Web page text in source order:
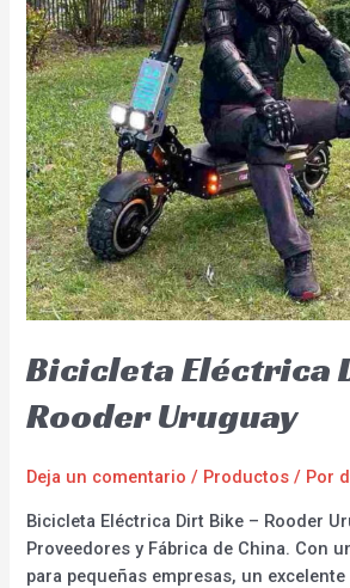
Bicicleta Eléctrica
Rooder Uruguay
Deja un comentario / Productos / Por
Bicicleta Eléctrica Dirt Bike – Rooder
Proveedores y Fábrica de China. Con
para pequeñas empresas, un